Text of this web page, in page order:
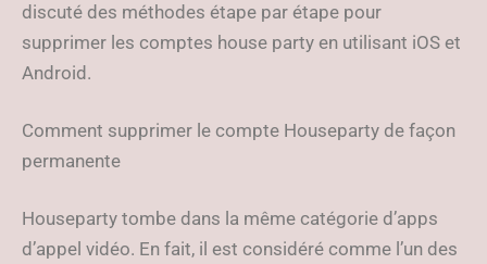
discuté des méthodes étape par étape pour
supprimer les comptes house party en utilisant iOS et
Android.
Comment supprimer le compte Houseparty de façon
permanente
Houseparty tombe dans la même catégorie d’apps
d’appel vidéo. En fait, il est considéré comme l’un des